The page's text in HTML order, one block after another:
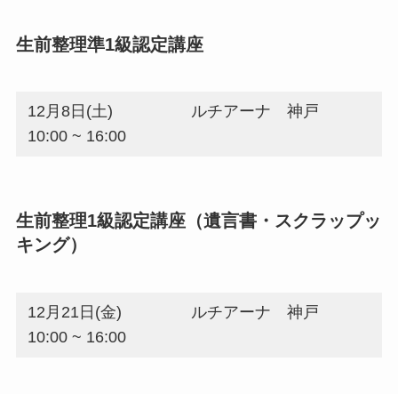
生前整理準1級認定講座
12月8日(土)
10:00 ~ 16:00
ルチアーナ 神戸
生前整理1級認定講座（遺言書・スクラップッ
キング）
12月21日(金)
10:00 ~ 16:00
ルチアーナ 神戸